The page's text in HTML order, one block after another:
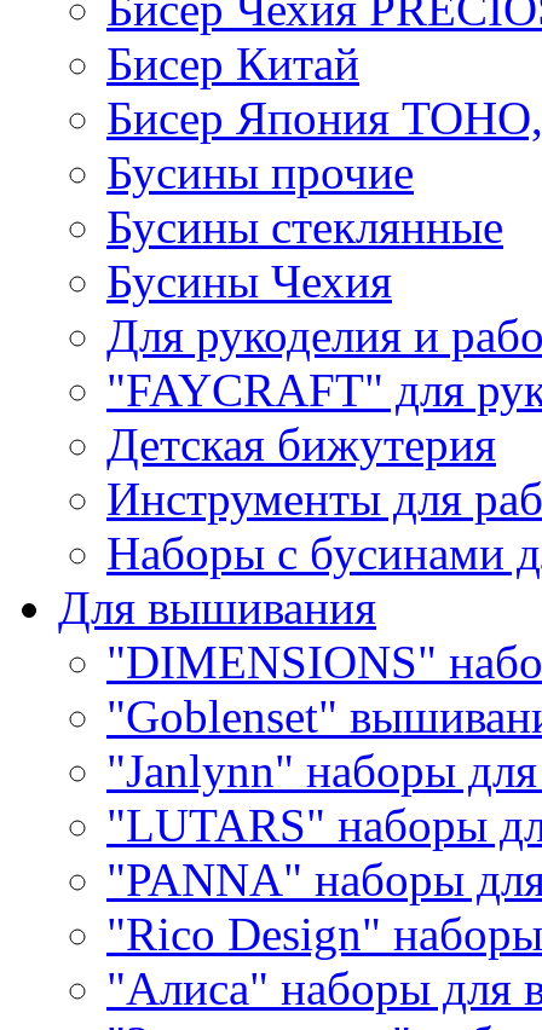
Бисер Китай
Бисер Япония
Бусины прочие
Бусины стеклянные
Бусины Чехия
Для рукоделия и
"FAYCRAFT" для
Детская бижутерия
Инструменты для
Наборы с бусинами
Для вышивания
"DIMENSIONS"
"Goblenset"
"Janlynn" наборы
"LUTARS" наборы
"PANNA" наборы
"Rico Design"
"Алиса" наборы для